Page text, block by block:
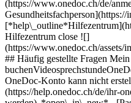
(https://www.onedoc.ch/de/
Hilfezentrum close ![]
(https://www.onedoc.ch/assets/
## Häufig gestellte Fragen
OneDoc-Konto kann nicht
(https://help.onedoc.ch/de/ihr-